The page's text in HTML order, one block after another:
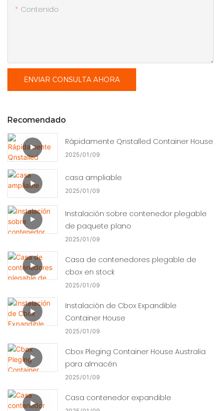
Contenido
ENVIAR CONSULTA AHORA
Recomendado
Rápidamente Qnstalled Container House
2025 01 09
casa ampliable
2025 01 09
Instalación sobre contenedor plegable
de paquete plano
2025 01 09
Casa de contenedores plegable de
cbox en stock
2025 01 09
Instalación de Cbox Expandible
Container House
2025 01 09
Cbox Pleging Container House Australia
para almacén
2025 01 09
Casa contenedor expandible